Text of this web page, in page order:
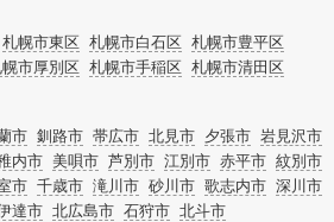
。
札幌市東区 札幌市白石区 札幌市豊平区
市厚別区 札幌市手稲区 札幌市清田区
市 釧路市 帯広市 北見市 夕張市 岩見沢市
内市 美唄市 芦別市 江別市 赤平市 紋別市
市 千歳市 滝川市 砂川市 歌志内市 深川市
達市 北広島市 石狩市 北斗市